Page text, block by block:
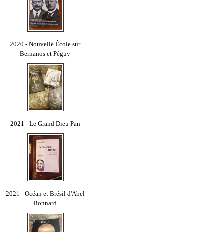
2020 - Nouvelle École sur
Bernanos et Péguy
2021 - Le Grand Dieu Pan
2021 - Océan et Brésil d'Abel
Bonnard